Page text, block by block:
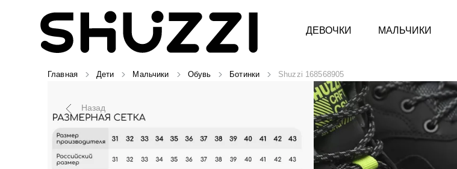
ДЕВОЧКИ МАЛЬЧИКИ
Главная Дети Мальчики Обувь Ботинки Shuzzi 168568905
Назад